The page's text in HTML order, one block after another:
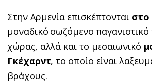
Στην Αρμενία επισκέπτονται στο
μοναδικό σωζόμενο παγανιστικό
χώρας, αλλά και το μεσαιωνικό
Γκέχαρντ, το οποίο είναι
βράχους.